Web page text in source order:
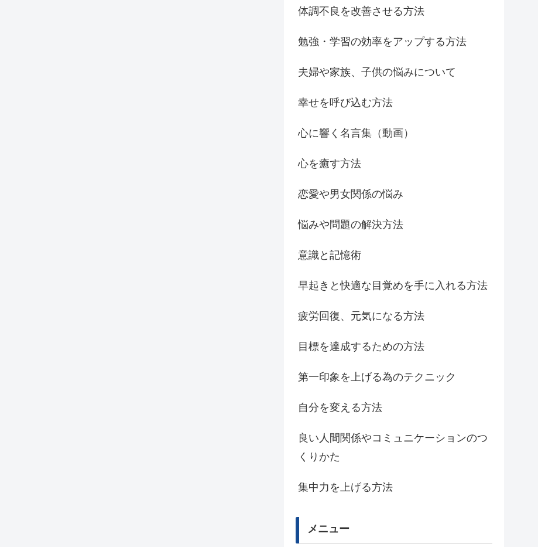
体調不良を改善させる方法
勉強・学習の効率をアップする方法
夫婦や家族、子供の悩みについて
幸せを呼び込む方法
心に響く名言集（動画）
心を癒す方法
恋愛や男女関係の悩み
悩みや問題の解決方法
意識と記憶術
早起きと快適な目覚めを手に入れる方法
疲労回復、元気になる方法
目標を達成するための方法
第一印象を上げる為のテクニック
自分を変える方法
良い人間関係やコミュニケーションのつ
くりかた
集中力を上げる方法
メニュー